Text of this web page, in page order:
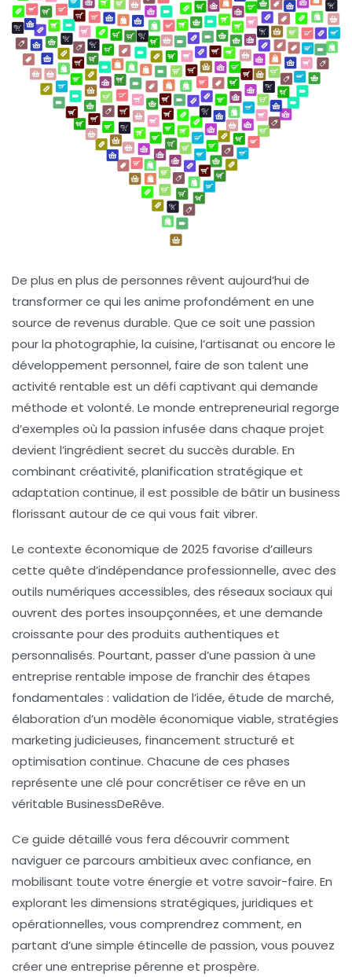
De plus en plus de personnes rêvent aujourd’hui de
transformer ce qui les anime profondément en une
source de revenus durable. Que ce soit une passion
pour la photographie, la cuisine, l’artisanat ou encore le
développement personnel, faire de son talent une
activité rentable est un défi captivant qui demande
méthode et volonté. Le monde entrepreneurial regorge
d’exemples où la passion infusée dans chaque projet
devient l’ingrédient secret du succès durable. En
combinant créativité, planification stratégique et
adaptation continue, il est possible de bâtir un business
florissant autour de ce qui vous fait vibrer.
Le contexte économique de 2025 favorise d’ailleurs
cette quête d’indépendance professionnelle, avec des
outils numériques accessibles, des réseaux sociaux qui
ouvrent des portes insoupçonnées, et une demande
croissante pour des produits authentiques et
personnalisés. Pourtant, passer d’une passion à une
entreprise rentable impose de franchir des étapes
fondamentales : validation de l’idée, étude de marché,
élaboration d’un modèle économique viable, stratégies
marketing judicieuses, financement structuré et
optimisation continue. Chacune de ces phases
représente une clé pour concrétiser ce rêve en un
véritable BusinessDeRêve.
Ce guide détaillé vous fera découvrir comment
naviguer ce parcours ambitieux avec confiance, en
mobilisant toute votre énergie et votre savoir-faire. En
explorant les dimensions stratégiques, juridiques et
opérationnelles, vous comprendrez comment, en
partant d’une simple étincelle de passion, vous pouvez
créer une entreprise pérenne et prospère.